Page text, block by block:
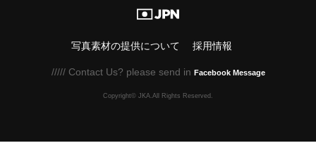
写真素材の提供について 採用情報
///// Contact Us? please send in Facebook Message
Copyright© JKA.All Rights Reserved.